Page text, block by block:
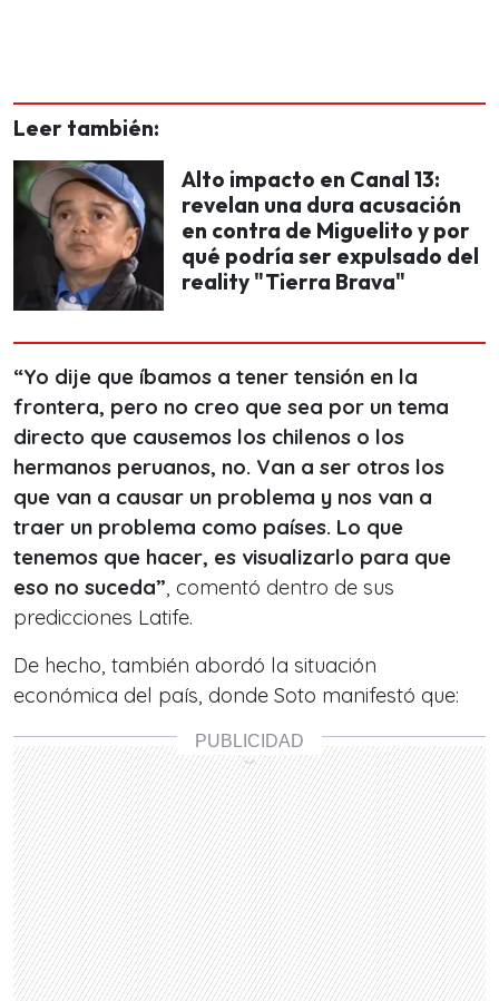
Leer también:
Alto impacto en Canal 13:
revelan una dura acusación
en contra de Miguelito y por
qué podría ser expulsado del
reality "Tierra Brava"
“Yo dije que íbamos a tener tensión en la
frontera, pero no creo que sea por un tema
directo que causemos los chilenos o los
hermanos peruanos, no. Van a ser otros los
que van a causar un problema y nos van a
traer un problema como países. Lo que
tenemos que hacer, es visualizarlo para que
eso no suceda”, comentó dentro de sus
predicciones Latife.
De hecho, también abordó la situación
económica del país, donde Soto manifestó que: